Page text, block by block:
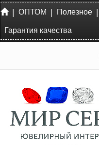
| ОПТОМ | Полезное |
Гарантия качества